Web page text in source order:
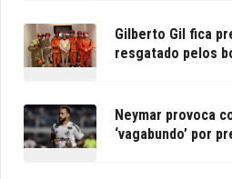
Gilberto Gil fica
resgatado pelos
Neymar provoca
‘vagabundo’ por